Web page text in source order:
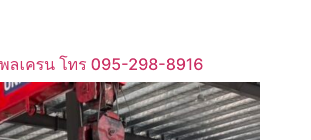
ลเครน โทร 095-298-8916